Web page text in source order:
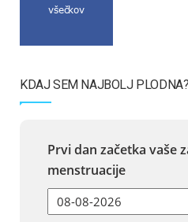
všečkov
KDAJ SEM NAJBOLJ PLODNA?
Prvi dan začetka vaše
menstruacije